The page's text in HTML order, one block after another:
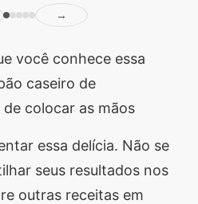
→
você conhece essa
caseiro de
colocar as mãos
essa delícia. Não se
seus resultados nos
outras receitas em